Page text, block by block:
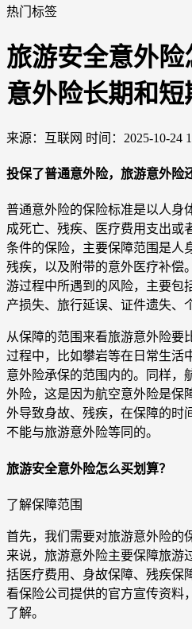
热门标签
旅游安全意外
意外险长期和短
来源：互联网 时间：2025-10-24
投保了普通意外险，旅游意外险
普通意外险的保险标准是以人身
成死亡、残疾、医疗费用支出或
条件的保险，主要保障范围是人
残疾，以及附带的意外医疗补偿
游过程中所遇到的风险，主要包
产损失、旅行延误、证件遗失、
从保障的范围来看旅游意外险要
过程中，比如攀岩等在日常生活
意外险承保的范围内的。同样，
外险，这是因为航空意外险是保
外导致身故、残疾，在保障的时
不能与旅游意外险等同的。
旅游安全意外险怎么买划算？
了解保障范围
首先，我们需要对旅游意外险的
来说，旅游意外险主要保障旅游
括医疗费用、身故保障、残疾保
看保险公司提供的官方宣传资料
了解。